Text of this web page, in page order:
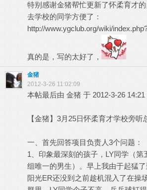
特别感谢金猪帮忙更新了怀柔育才
去学校的同学方便了：
http://www.ygclub.org/wiki/
真的是，写的太好了，
金猪
2012-3-26 11:02:09
本帖最后由 金猪 于 2012-3-26 14:21
【金猪】3月25日怀柔育才学校旁听
一、首先回答项目负责人3个问题：
1、印象最深刻的孩子，LY同学（第
组唯一的男生）。早上我由于起猛
阳光ER还没到之前趁机混入了在操